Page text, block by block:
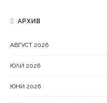
АРХИВ
АВГУСТ 2026
ЮЛИ 2026
ЮНИ 2026